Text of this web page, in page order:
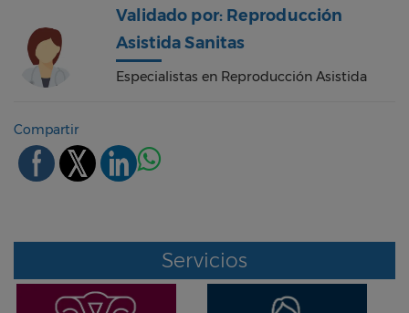
Validado por: Reproducción
Asistida Sanitas
Especialistas en Reproducción Asistida
Compartir
Servicios